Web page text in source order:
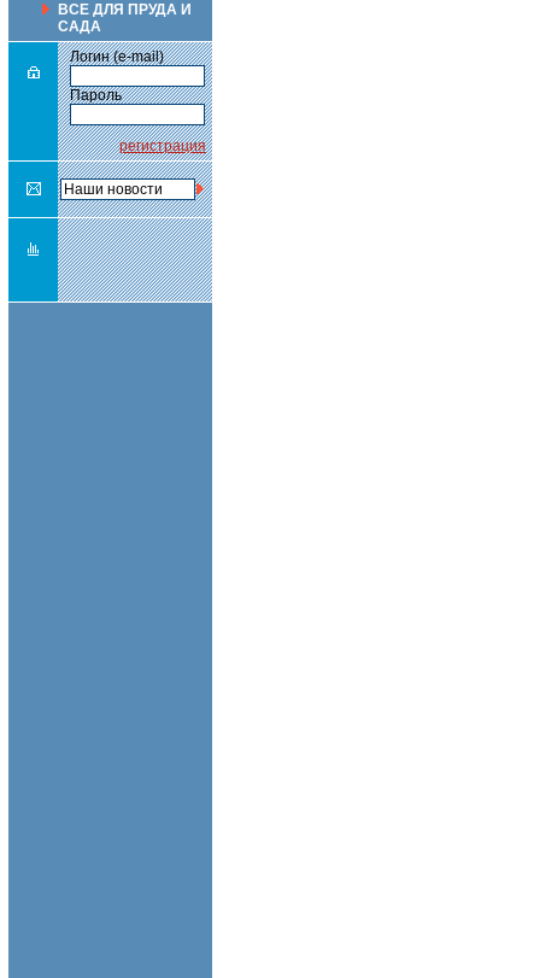
ВСЕ ДЛЯ ПРУДА И
САДА
Логин (e-mail)
Пароль
регистрация